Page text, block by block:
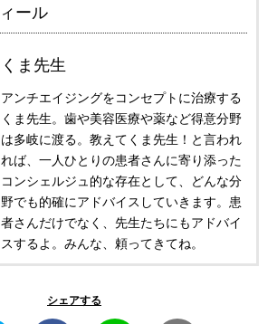
ール
くま先生
アンチエイジングをコンセプトに治療する
くま先生。歯や美容医療や薬など得意分野
は多岐に渡る。教えてくま先生！と言われ
れば、一人ひとりの患者さんに寄り添った
コンシェルジュ的な存在として、どんな分
野でも的確にアドバイスしていきます。患
者さんだけでなく、先生たちにもアドバイ
スするよ。みんな、頼ってきてね。
シェアする